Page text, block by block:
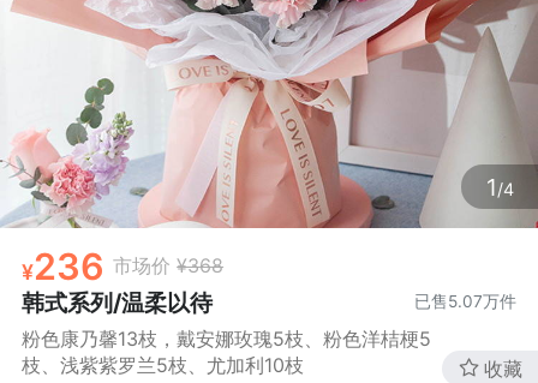
1/4
236 市场价 ¥368
韩式系列/温柔以待 已售5.07万件
粉色康乃馨13枝，戴安娜玫瑰5枝、粉色洋桔梗5
枝、浅紫紫罗兰5枝、尤加利10枝
收藏